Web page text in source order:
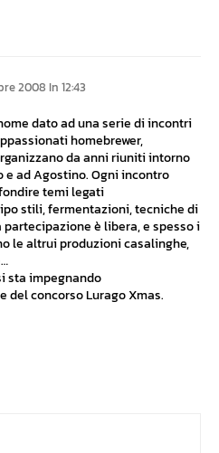
2008 In 12:43
dato ad una serie di incontri
homebrewer,
da anni riuniti intorno
ad Agostino. Ogni incontro
temi legati
stili, fermentazioni, tecniche di
partecipazione è libera, e spesso i
le altrui produzioni casalinghe,
sta impegnando
del concorso Lurago Xmas.